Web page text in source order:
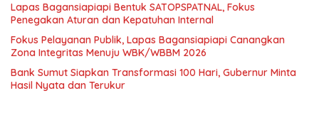
Lapas Bagansiapiapi Bentuk SATOPSPATNAL, Fokus
Penegakan Aturan dan Kepatuhan Internal
Fokus Pelayanan Publik, Lapas Bagansiapiapi Canangkan
Zona Integritas Menuju WBK/WBBM 2026
Bank Sumut Siapkan Transformasi 100 Hari, Gubernur Minta
Hasil Nyata dan Terukur